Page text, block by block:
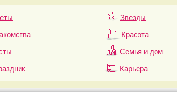
Звезды
Красота
Семья и дом
Карьера